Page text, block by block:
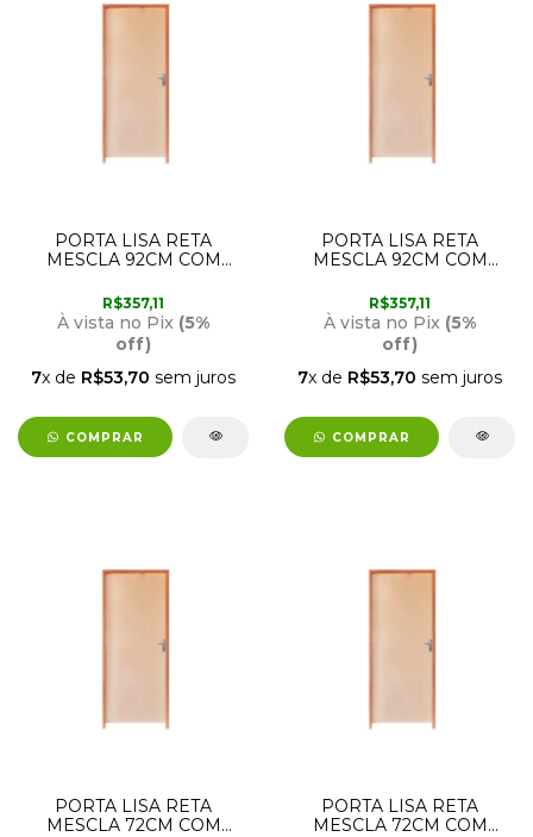
PORTA LISA RETA
MESCLA 92CM COM
ESQUERDA RODAM
R$357,11
À vista no Pix (5%
off)
7x de R$53,70 sem juros
COMPRAR
PORTA LISA RETA
MESCLA 92CM COM
DIREITA RODAM
R$357,11
À vista no Pix (5%
off)
7x de R$53,70 sem juros
COMPRAR
PORTA LISA RETA
MESCLA 72CM COM
PORTA LISA RETA
MESCLA 72CM COM